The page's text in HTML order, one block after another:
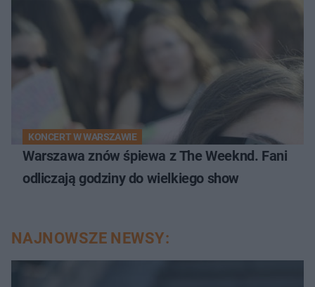
KONCERT W WARSZAWIE
Warszawa znów śpiewa z The Weeknd. Fani
odliczają godziny do wielkiego show
NAJNOWSZE NEWSY: